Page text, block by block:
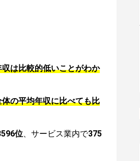
は比較的低いことがわか
の平均年収に比べても比
位、サービス業内で375